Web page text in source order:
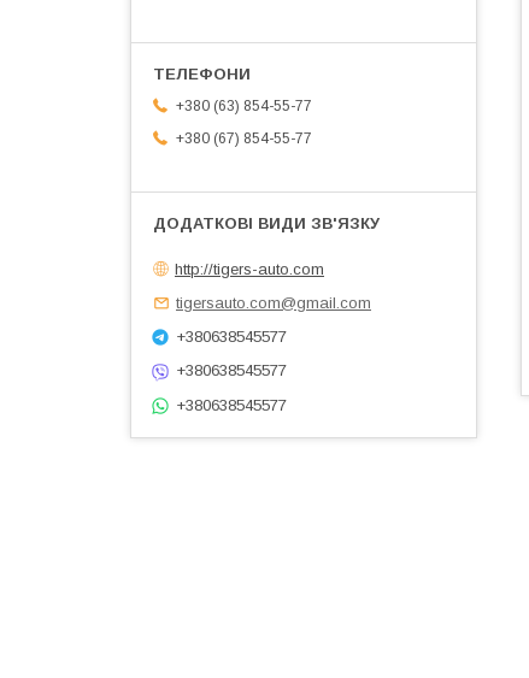
+380 (63) 854-55-77
+380 (67) 854-55-77
http://tigers-auto.com
tigersauto.com@gmail.com
+380638545577
+380638545577
+380638545577